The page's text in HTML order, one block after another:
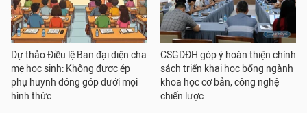
Dự thảo Điều lệ Ban đại diện cha
mẹ học sinh: Không được ép
phụ huynh đóng góp dưới mọi
hình thức
CSGDĐH góp ý hoàn thiện chính
sách triển khai học bổng ngành
khoa học cơ bản, công nghệ
chiến lược